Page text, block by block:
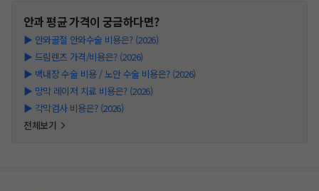
안과평균 가격이 궁금하다면?
▶ 안와골절 안와수술 비용은? (2026)
▶ 드림렌즈 가격/비용은? (2026)
▶ 백내장 수술 비용 / 노안 수술 비용은? (2026)
▶ 망막 레이저 치료 비용은? (2026)
▶ 각막검사 비용은? (2026)
전체보기